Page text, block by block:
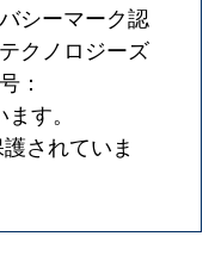
シーマーク認
クノロジーズ
：
す。
されていま